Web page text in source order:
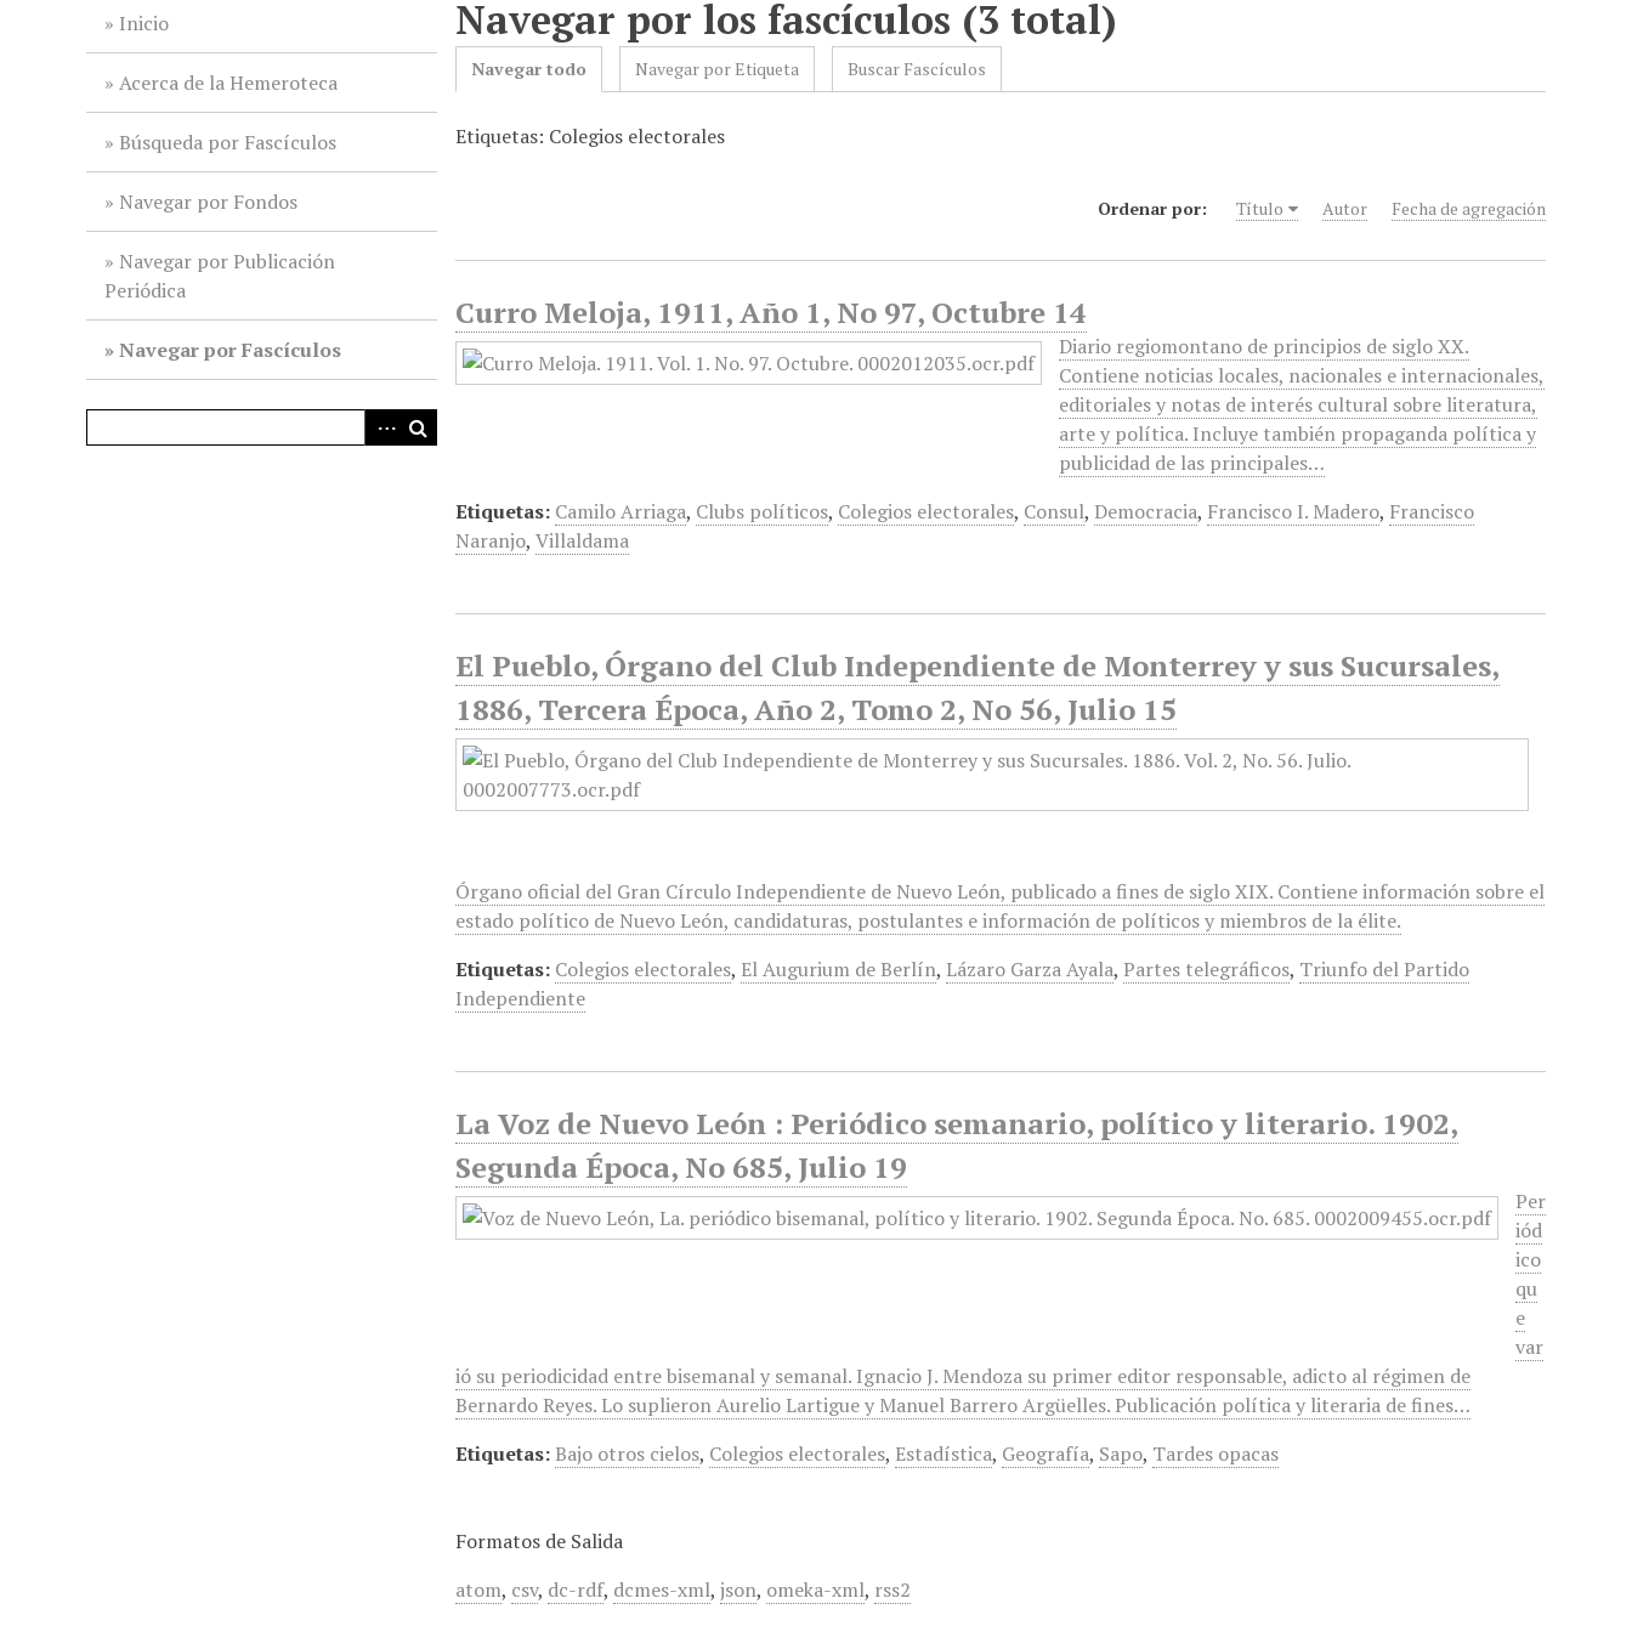
Inicio
Acerca de la Hemeroteca
Búsqueda por Fascículos
Navegar por Fondos
Navegar por Publicación
Periódica
Navegar por Fascículos
Navegar por los fascículos (3 total)
Navegar todo Navegar por Etiqueta Buscar Fascículos
Etiquetas: Colegios electorales
Ordenar por: Título Autor Fecha de agregación
Curro Meloja, 1911, Año 1, No 97, Octubre 14
Diario regiomontano de principios de siglo XX.
Contiene noticias locales, nacionales e internacionales,
editoriales y notas de interés cultural sobre literatura,
arte y política. Incluye también propaganda política y
publicidad de las principales…
Etiquetas: Camilo Arriaga, Clubs políticos, Colegios electorales, Consul, Democracia, Francisco I. Madero, Francisco
Naranjo,Villaldama
El Pueblo, Órgano del Club Independiente de Monterrey y sus Sucursales,
1886, Tercera Época, Año 2, Tomo 2, No 56, Julio 15
Órgano oficial del Gran Círculo Independiente de Nuevo León, publicado a fines de siglo XIX. Contiene información sobre el
estado político de Nuevo León, candidaturas, postulantes e información de políticos y miembros de la élite.
Etiquetas: Colegios electorales, El Augurium de Berlín, Lázaro Garza Ayala, Partes telegráficos, Triunfo del Partido
Independiente
La Voz de Nuevo León : Periódico semanario, político y literario. 1902,
Segunda Época, No 685, Julio 19
Per
iód
ico
qu
e
var
ió su periodicidad entre bisemanal y semanal. Ignacio J. Mendoza su primer editor responsable, adicto al régimen de
Bernardo Reyes. Lo suplieron Aurelio Lartigue y Manuel Barrero Argüelles. Publicación política y literaria de fines…
Etiquetas: Bajo otros cielos, Colegios electorales, Estadística, Geografía, Sapo, Tardes opacas
Formatos de Salida
atom, csv, dc-rdf, dcmes-xml,json, omeka-xml, rss2